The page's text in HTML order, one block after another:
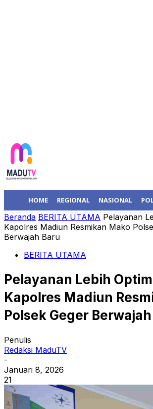
HOME REGIONAL NASIONAL
Beranda BERITA UTAMA Pelayanan
Kapolres Madiun Resmikan Mako
Berwajah Baru
BERITA UTAMA
Pelayanan Lebih
Kapolres Madiun
Polsek Geger
Penulis
Redaksi MaduTV
-
Januari 8, 2026
21